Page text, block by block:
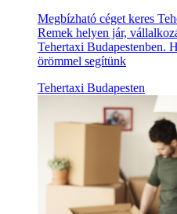
Megbízható céget keres
Remek helyen jár,
Tehertaxi Budapestenben.
örömmel segítünk
Tehertaxi Budapesten